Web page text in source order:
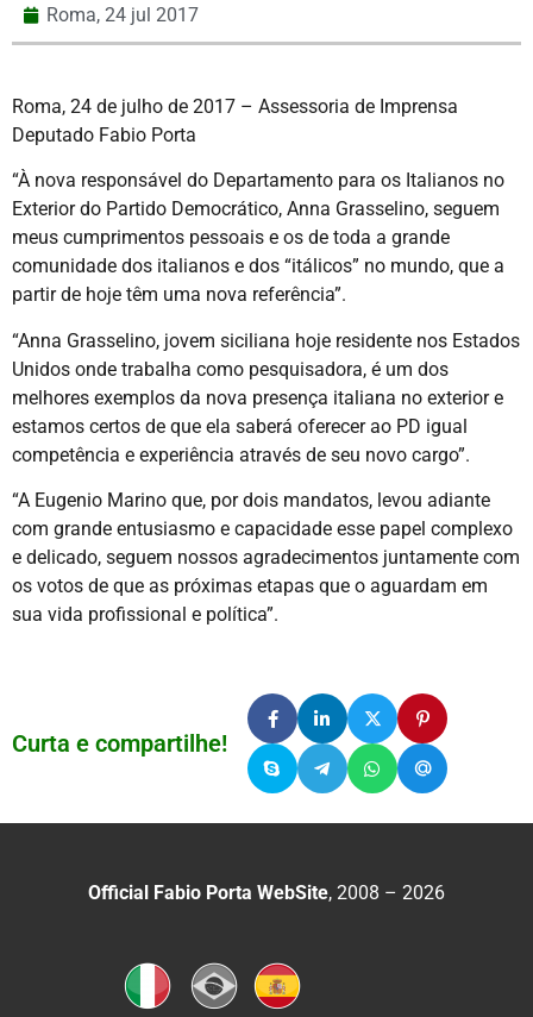
Roma, 24 jul 2017
Roma, 24 de julho de 2017 – Assessoria de Imprensa
Deputado Fabio Porta
“À nova responsável do Departamento para os Italianos no
Exterior do Partido Democrático, Anna Grasselino, seguem
meus cumprimentos pessoais e os de toda a grande
comunidade dos italianos e dos “itálicos” no mundo, que a
partir de hoje têm uma nova referência”.
“Anna Grasselino, jovem siciliana hoje residente nos Estados
Unidos onde trabalha como pesquisadora, é um dos
melhores exemplos da nova presença italiana no exterior e
estamos certos de que ela saberá oferecer ao PD igual
competência e experiência através de seu novo cargo”.
“A Eugenio Marino que, por dois mandatos, levou adiante
com grande entusiasmo e capacidade esse papel complexo
e delicado, seguem nossos agradecimentos juntamente com
os votos de que as próximas etapas que o aguardam em
sua vida profissional e política”.
Curta e compartilhe!
Official Fabio Porta WebSite, 2008 – 2026